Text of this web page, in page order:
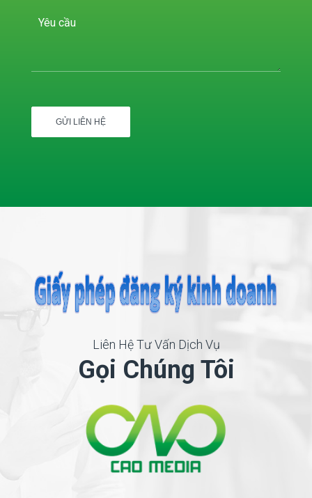
Liên Hệ Tư Vấn Dịch Vụ
Gọi Chúng Tôi